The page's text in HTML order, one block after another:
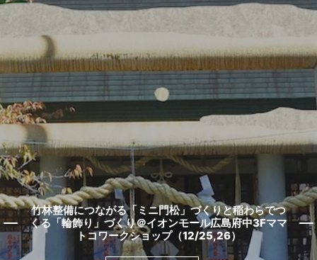
竹林整備につながる「ミニ門松」づくりと稲わらでつ
くる「輪飾り」づくり＠イオンモール広島府中3Fママ
トコワークショップ（12/25,26）